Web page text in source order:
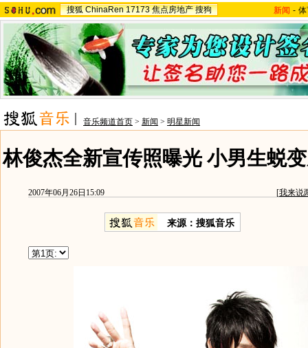
搜狐 ChinaRen 17173 焦点房地产 搜狗 新闻 -
音乐频道首页 > 新闻 > 明星新闻
林俊杰全新宣传照曝光 小男生蜕
2007年06月26日15:09 [我来说
来源：搜狐音乐